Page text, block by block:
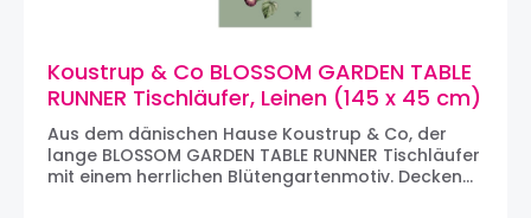
Koustrup & Co BLOSSOM GARDEN TABLE
RUNNER Tischläufer, Leinen (145 x 45 cm)
Aus dem dänischen Hause Koustrup & Co, der
lange BLOSSOM GARDEN TABLE RUNNER Tischläufer
mit einem herrlichen Blütengartenmotiv. Decken